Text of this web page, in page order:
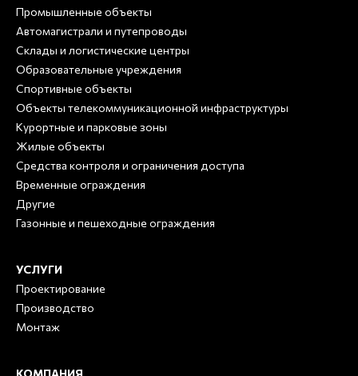
Промышленные объекты
Автомагистрали и путепроводы
Склады и логистические центры
Образовательные учреждения
Спортивные объекты
Объекты телекоммуникационной инфраструктуры
Курортные и парковые зоны
Жилые объекты
Средства контроля и ограничения доступа
Временные ограждения
Другие
Газонные и пешеходные ограждения
УСЛУГИ
Проектирование
Производство
Монтаж
КОМПАНИЯ